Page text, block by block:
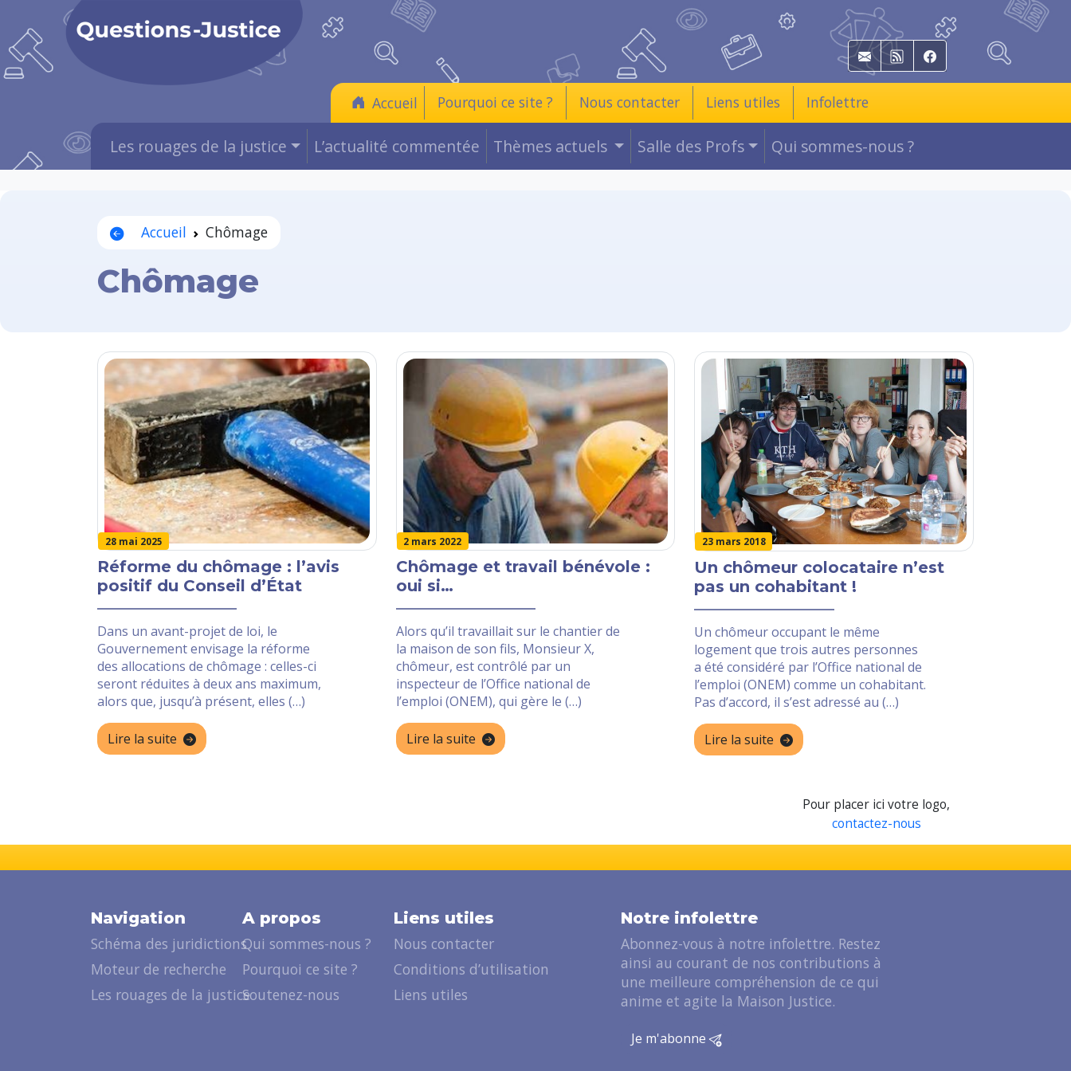
E-mail RSS Facebook
Accueil Pourquoi ce site ? Nous contacter Liens utiles Infolettre
Les rouages de la justice L’actualité commentée Thèmes actuels Salle des Profs Qui sommes-nous ?
Accueil Chômage
Chômage
28 mai 2025
Réforme du chômage : l’avis
positif du Conseil d’État
Dans un avant-projet de loi, le
Gouvernement envisage la réforme
des allocations de chômage : celles-ci
seront réduites à deux ans maximum,
alors que, jusqu’à présent, elles (…)
Lire la suite
2 mars 2022
Chômage et travail bénévole :
oui si…
Alors qu’il travaillait sur le chantier de
la maison de son fils, Monsieur X,
chômeur, est contrôlé par un
inspecteur de l’Office national de
l’emploi (ONEM), qui gère le (…)
Lire la suite
23 mars 2018
Un chômeur colocataire n’est
pas un cohabitant !
Un chômeur occupant le même
logement que trois autres personnes
a été considéré par l’Office national de
l’emploi (ONEM) comme un cohabitant.
Pas d’accord, il s’est adressé au (…)
Lire la suite
Pour placer ici votre logo,
contactez-nous
Navigation
Schéma des juridictions
Moteur de recherche
Les rouages de la justice
A propos
Qui sommes-nous ?
Pourquoi ce site ?
Soutenez-nous
Liens utiles
Nous contacter
Conditions d’utilisation
Liens utiles
Notre infolettre
Abonnez-vous à notre infolettre. Restez
ainsi au courant de nos contributions à
une meilleure compréhension de ce qui
anime et agite la Maison Justice.
Je m'abonne